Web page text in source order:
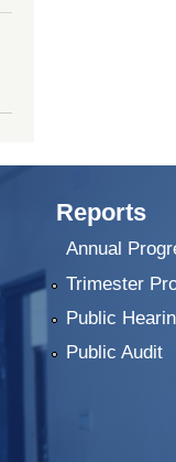
Reports
Annual
Trimester
Public
Public Audit